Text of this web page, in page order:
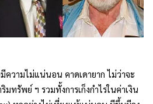
ความไม่แน่นอน คาดเดายาก ไม่ว่าจะ
ทรัพย์ ฯ รวมทั้งการเก็งกำไรในค่าเงิน